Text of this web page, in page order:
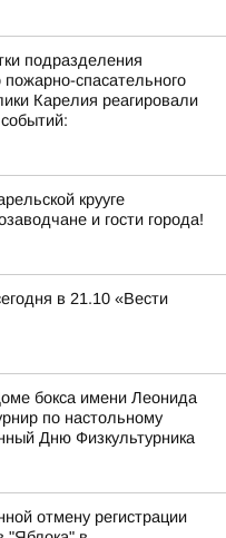
подразделения
пожарно-спасательного
Карелия реагировали
крууге
и гости города!
в 21.10 «Вести
бокса имени Леонида
по настольному
Дню Физкультурника
отмену регистрации